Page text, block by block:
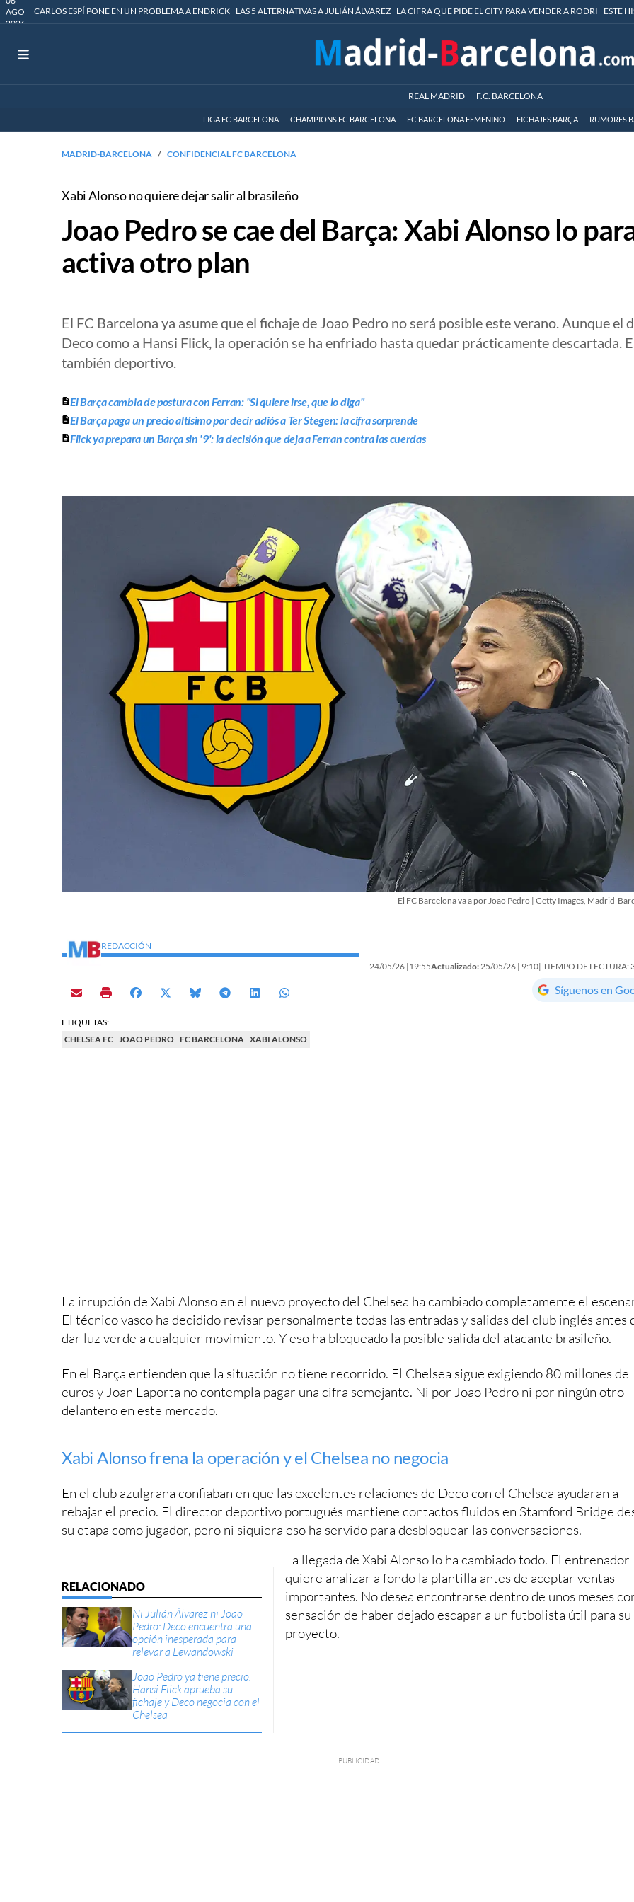
AGO
2026
CARLOS ESPÍ PONE EN UN PROBLEMA A ENDRICK LAS 5 ALTERNATIVAS A JULIÁN ÁLVAREZ LA CIFRA QUE PIDE EL CITY PARA VENDER A RODRI ESTE
REAL MADRID F.C. BARCELONA
LIGA FC BARCELONA CHAMPIONS FC BARCELONA FC BARCELONA FEMENINO FICHAJES BARÇA RUMORES
MADRID-BARCELONA CONFIDENCIAL FC BARCELONA
Xabi Alonso no quiere dejar salir al brasileño
Joao Pedro se cae del Barça: Xabi Alonso lo
activa otro plan
El FC Barcelona ya asume que el fichaje de Joao Pedro no será posible este verano. Aunque
Deco como a Hansi Flick, la operación se ha enfriado hasta quedar prácticamente descartada.
también deportivo.
El Barça cambia de postura con Ferran: "Si quiere irse, que lo diga"
El Barça paga un precio altísimo por decir adiós a Ter Stegen: la cifra sorprende
Flick ya prepara un Barça sin '9': la decisión que deja a Ferran contra las cuerdas
El FC Barcelona va a por Joao Pedro | Getty Images, Madrid-
REDACCIÓN
24/05/26 |19:55Actualizado:25/05/26 | 9:10| TIEMPO DE LECTURA:
Síguenos en
ETIQUETAS:
CHELSEA FC JOAO PEDRO FC BARCELONA XABI ALONSO
La irrupción de Xabi Alonso en el nuevo proyecto del Chelsea ha cambiado completamente el
El técnico vasco ha decidido revisar personalmente todas las entradas y salidas del club inglés antes
dar luz verde a cualquier movimiento. Y eso ha bloqueado la posible salida del atacante brasileño.
En el Barça entienden que la situación no tiene recorrido. El Chelsea sigue exigiendo 80 millones de
euros y Joan Laporta no contempla pagar una cifra semejante. Ni por Joao Pedro ni por ningún otro
delantero en este mercado.
Xabi Alonso frena la operación y el Chelsea no negocia
En el club azulgrana confiaban en que las excelentes relaciones de Deco con el Chelsea ayudaran a
rebajar el precio. El director deportivo portugués mantiene contactos fluidos en Stamford Bridge
su etapa como jugador, pero ni siquiera eso ha servido para desbloquear las conversaciones.
Ni Julián Álvarez ni Joao
Pedro: Deco encuentra una
opción inesperada para
relevar a Lewandowski
Joao Pedro ya tiene precio:
Hansi Flick aprueba su
fichaje y Deco negocia con el
Chelsea
La llegada de Xabi Alonso lo ha cambiado todo. El entrenador
quiere analizar a fondo la plantilla antes de aceptar ventas
importantes. No desea encontrarse dentro de unos meses
sensación de haber dejado escapar a un futbolista útil para su
proyecto.